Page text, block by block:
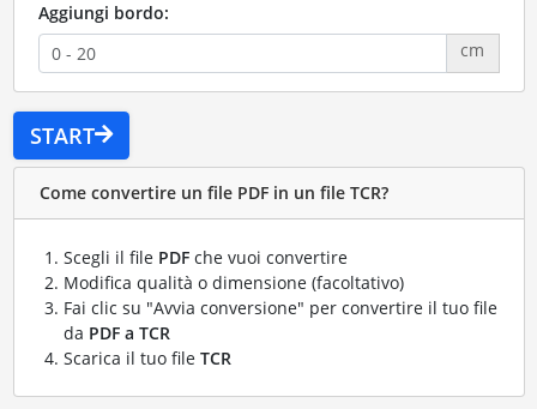
Aggiungi bordo:
cm
START
Come convertire un file PDF in un file TCR?
Scegli il file PDFche vuoi convertire
Modifica qualità o dimensione (facoltativo)
Fai clic su "Avvia conversione" per convertire il tuo file
da PDF a TCR
Scarica il tuo file TCR